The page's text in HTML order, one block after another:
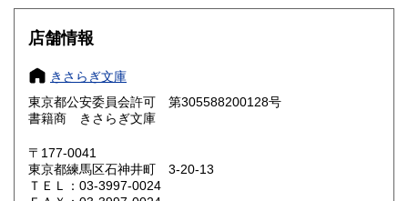
大阪府
奈良県
鳥取県 210円 島根県
岡山県
山口県 210円
店舗情報
きさらぎ文庫
東京都公安委員会許可 第305588200128号
書籍商 きさらぎ文庫
〒177-0041
東京都練馬区石神井町 3-20-13
ＴＥＬ：03-3997-0024